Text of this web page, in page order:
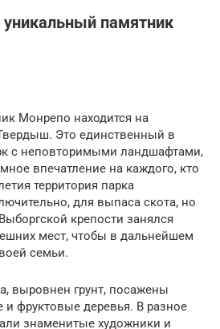
памятник
Монрепо находится на
Это единственный в
с неповторимыми ландшафтами,
впечатление на каждого, кто
территория парка
для выпаса скота, но
крепости занялся
мест, чтобы в дальнейшем
семьи.
выровнен грунт, посажены
фруктовые деревья. В разное
знаменитые художники и